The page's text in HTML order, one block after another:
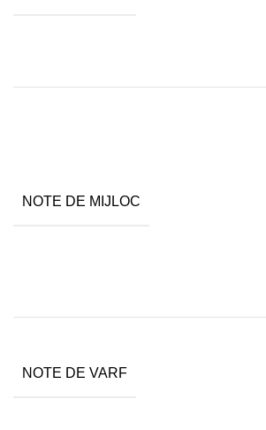
NOTE DE MIJLOC
NOTE DE VARF